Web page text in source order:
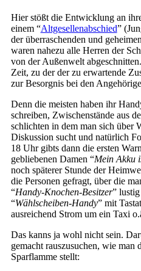
Hier stößt die Entwicklung an
einem “Altgesellenabschied”
der überraschenden und
waren nahezu alle Herren der
von der Außenwelt
Zeit, zu der der zu erwartende
zur Besorgnis bei den
Denn die meisten haben ihr
schreiben, Zwischenstände aus
schlichten in dem man sich über
Diskussion sucht und natürlich
18 Uhr gibts dann die ersten
gebliebenen Damen “Mein Akku
noch späterer Stunde der
die Personen gefragt, über die
“Handy-Knochen-Besitzer”
“Wählscheiben-Handy” mit
ausreichend Strom um ein Taxi
Das kanns ja wohl nicht sein.
gemacht rauszusuchen, wie man
Sparflamme stellt: